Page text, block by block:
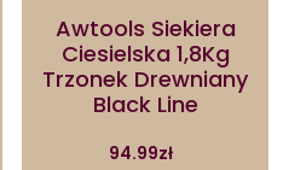
Awtools Siekiera
Ciesielska 1,8Kg
Trzonek Drewniany
Black Line
94.99zł